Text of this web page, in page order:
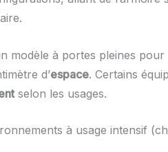
modèle à portes pleines
d’espace. Certains
selon les usages.
à usage intensif